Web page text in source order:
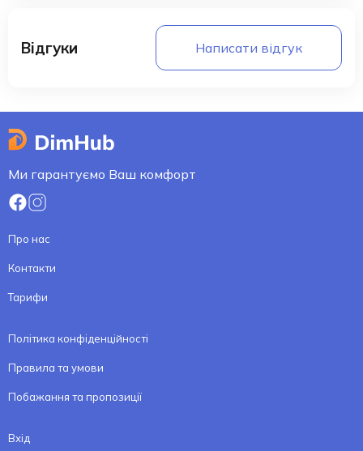
Відгуки Написати відгук
Ми гарантуємо Ваш комфорт
Про нас
Контакти
Тарифи
Політика конфіденційності
Правила та умови
Побажання та пропозиції
Вхід